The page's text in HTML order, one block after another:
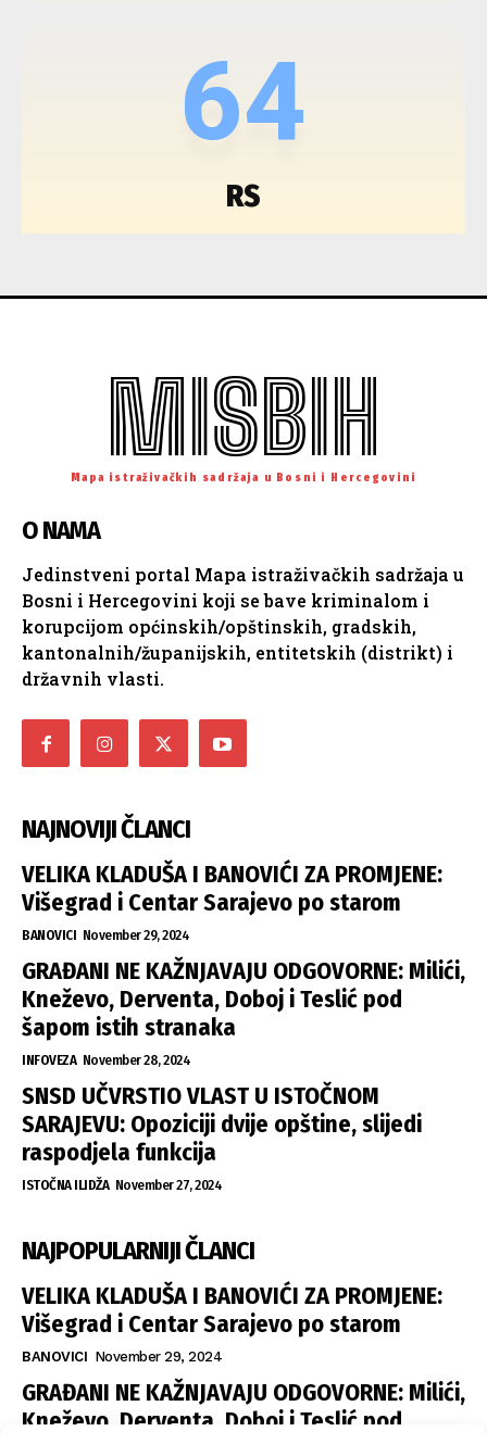
64
RS
MISBIH
Mapa istraživačkih sadržaja u Bosni i Hercegovini
O NAMA
Jedinstveni portal Mapa istraživačkih sadržaja u
Bosni i Hercegovini koji se bave kriminalom i
korupcijom općinskih/opštinskih, gradskih,
kantonalnih/županijskih, entitetskih (distrikt) i
državnih vlasti.
NAJNOVIJI ČLANCI
VELIKA KLADUŠA I BANOVIĆI ZA PROMJENE:
Višegrad i Centar Sarajevo po starom
BANOVICI November 29, 2024
GRAĐANI NE KAŽNJAVAJU ODGOVORNE: Milići,
Kneževo, Derventa, Doboj i Teslić pod
šapom istih stranaka
INFOVEZA November 28, 2024
SNSD UČVRSTIO VLAST U ISTOČNOM
SARAJEVU: Opoziciji dvije opštine, slijedi
raspodjela funkcija
ISTOČNA ILIDŽA November 27, 2024
NAJPOPULARNIJI ČLANCI
VELIKA KLADUŠA I BANOVIĆI ZA PROMJENE:
Višegrad i Centar Sarajevo po starom
BANOVICI November 29, 2024
GRAĐANI NE KAŽNJAVAJU ODGOVORNE: Milići,
Kneževo, Derventa, Doboj i Teslić pod